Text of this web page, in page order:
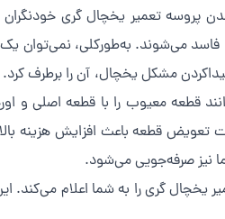
پروسه تعمیر یخچال گری خودنگران
می‌شوند. به‌طورکلی، نمی‌توان
مشکل یخچال، آن را برطرف
قطعه معیوب را با قطعه اصلی و
تعویض قطعه باعث افزایش هزینه
نیز صرفه‌جویی می‌شود.
گری را به شما اعلام